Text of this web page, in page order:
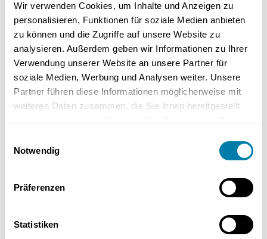
Wir verwenden Cookies, um Inhalte und Anzeigen zu
personalisieren, Funktionen für soziale Medien anbieten
zu können und die Zugriffe auf unsere Website zu
analysieren. Außerdem geben wir Informationen zu Ihrer
Verwendung unserer Website an unsere Partner für
soziale Medien, Werbung und Analysen weiter. Unsere
Partner führen diese Informationen möglicherweise mit
weiteren Daten zusammen, die Sie ihnen bereitgestellt
Notwendig
Präferenzen
Statistiken
Wärmequelle, was eine hohe Effizienz gewährleistet. Die Kosten für
die Installation liegen zwischen 9.000 und 12.000 €. Diese
Wärmepumpen erreichen Wirkungsgrade, die mindestens so hoch
sind wie die von Erdwärmepumpen.
Eine typische Wasser-Wasser-Wärmepumpe benötigt in der Regel
zwischen 0,015 kW/m² und 0,15 kW/m².